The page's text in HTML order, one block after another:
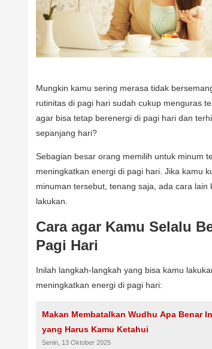
Mungkin kamu sering merasa tidak
rutinitas di pagi hari sudah cukup menguras
agar bisa tetap berenergi di pagi hari dan
sepanjang hari?
Sebagian besar orang memilih untuk minum
meningkatkan energi di pagi hari. Jika kamu
minuman tersebut, tenang saja, ada cara lain
lakukan.
Cara agar Kamu Selalu
Pagi Hari
Inilah langkah-langkah yang bisa kamu
meningkatkan energi di pagi hari:
Makan Membatalkan Wudhu Apa Benar
yang Harus Kamu Ketahui
Senin, 13 Oktober 2025